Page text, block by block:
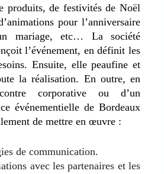
produits, de festivités de Noël
pour l’anniversaire
mariage, etc… La société
l’événement, en définit les
Ensuite, elle peaufine et
la réalisation. En outre, en
corporative ou d’un
événementielle de Bordeaux
de mettre en œuvre :
de communication.
avec les partenaires et les